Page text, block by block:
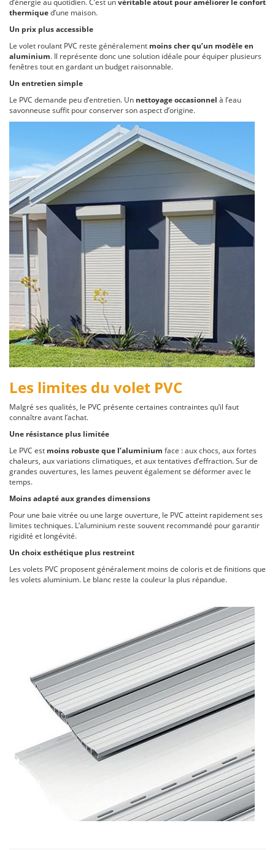
d’énergie au quotidien. C’est unvéritable atout pour améliorer le confort
thermiqued’une maison.
Un prix plus accessible
Le volet roulant PVC reste généralement moins cher qu’un modèle en
aluminium. Il représente donc une solution idéale pour équiper plusieurs
fenêtres tout en gardant un budget raisonnable.
Un entretien simple
Le PVC demande peu d’entretien. Un nettoyage occasionnel à l’eau
savonneuse suffit pour conserver son aspect d’origine.
Les limites du volet PVC
Malgré ses qualités, le PVC présente certaines contraintes qu’il faut
connaître avant l’achat.
Une résistance plus limitée
Le PVC est moins robuste que l’aluminium face : aux chocs, aux fortes
chaleurs, aux variations climatiques, et aux tentatives d’effraction. Sur de
grandes ouvertures, les lames peuvent également se déformer avec le
temps.
Moins adapté aux grandes dimensions
Pour une baie vitrée ou une large ouverture, le PVC atteint rapidement ses
limites techniques. L’aluminium reste souvent recommandé pour garantir
rigidité et longévité.
Un choix esthétique plus restreint
Les volets PVC proposent généralement moins de coloris et de finitions que
les volets aluminium. Le blanc reste la couleur la plus répandue.